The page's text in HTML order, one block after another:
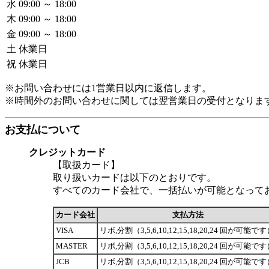
水 09:00 ～ 18:00
木 09:00 ～ 18:00
金 09:00 ～ 18:00
土 休業日
祝 休業日
※お問い合わせには1営業日以内に返信します。
※時間外のお問い合わせに関しては翌営業日の受付となりま
お支払について
クレジットカード
【取扱カード】
取り扱いカードは以下のとおりです。
すべてのカード会社で、一括払いが可能となって
カード会社
支払方法
VISA
リボ,分割（3,5,6,10,12,15,18,20,24 回が可能です
MASTER
リボ,分割（3,5,6,10,12,15,18,20,24 回が可能です
JCB
リボ,分割（3,5,6,10,12,15,18,20,24 回が可能です